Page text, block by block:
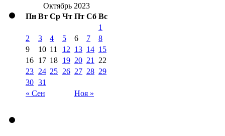
Октябрь 2023
Пн Вт Ср Чт Пт Сб Вс
« Сен Ноя »
1
2
3 4 5 6 7
8
9
10 11 12 13 14 15
16 17 18 19 20 21
22
23 24 25 26 27 28 29
30 31